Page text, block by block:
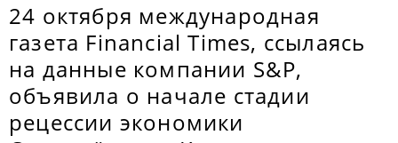
24 октября международная
газета Financial Times, ссылаясь
на данные компании S&P,
объявила о начале стадии
рецессии экономики